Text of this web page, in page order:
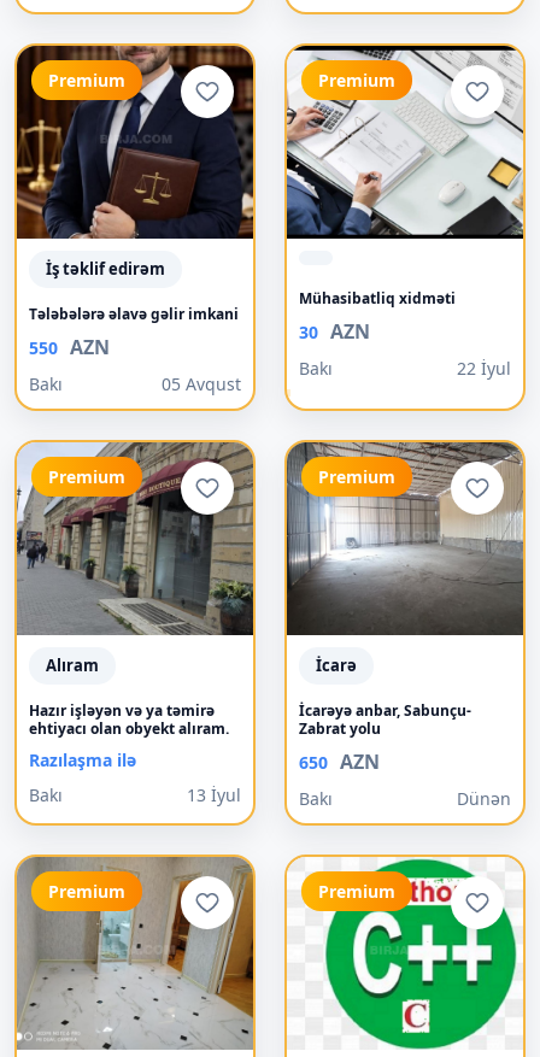
Premium
İş təklif edirəm
Tələbələrə əlavə gəlir imkani
550 AZN
Bakı 05 Avqust
Premium
Mühasibatliq xidməti
30 AZN
Bakı 22 İyul
Premium
Alıram
Hazır işləyən və ya təmirə
ehtiyacı olan obyekt alıram.
Razılaşma ilə
Bakı
13 İyul
Premium
İcarə
İcarəyə anbar, Sabunçu-
Zabrat yolu
650 AZN
Bakı Dünən
Premium Premium